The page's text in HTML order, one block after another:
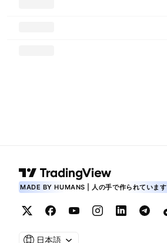
MADE BY HUMANS | 人の手で作られています
日本語